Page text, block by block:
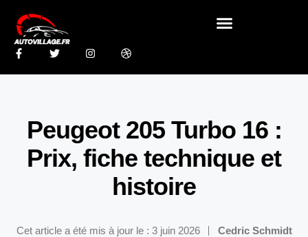
Peugeot 205 Turbo 16 :
Prix, fiche technique et
histoire
Cet article a été mis à jour le : 3 juin 2026 Cedric Schmidt